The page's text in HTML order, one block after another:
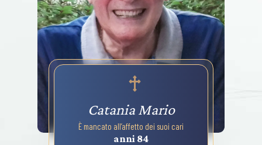
Catania Mario
È mancato all’affetto dei suoi cari
anni 84